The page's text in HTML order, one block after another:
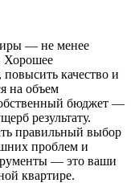
— не менее
Хорошее
повысить качество и
на объем
бюджет —
результату.
правильный выбор
проблем и
— это ваши
квартире.